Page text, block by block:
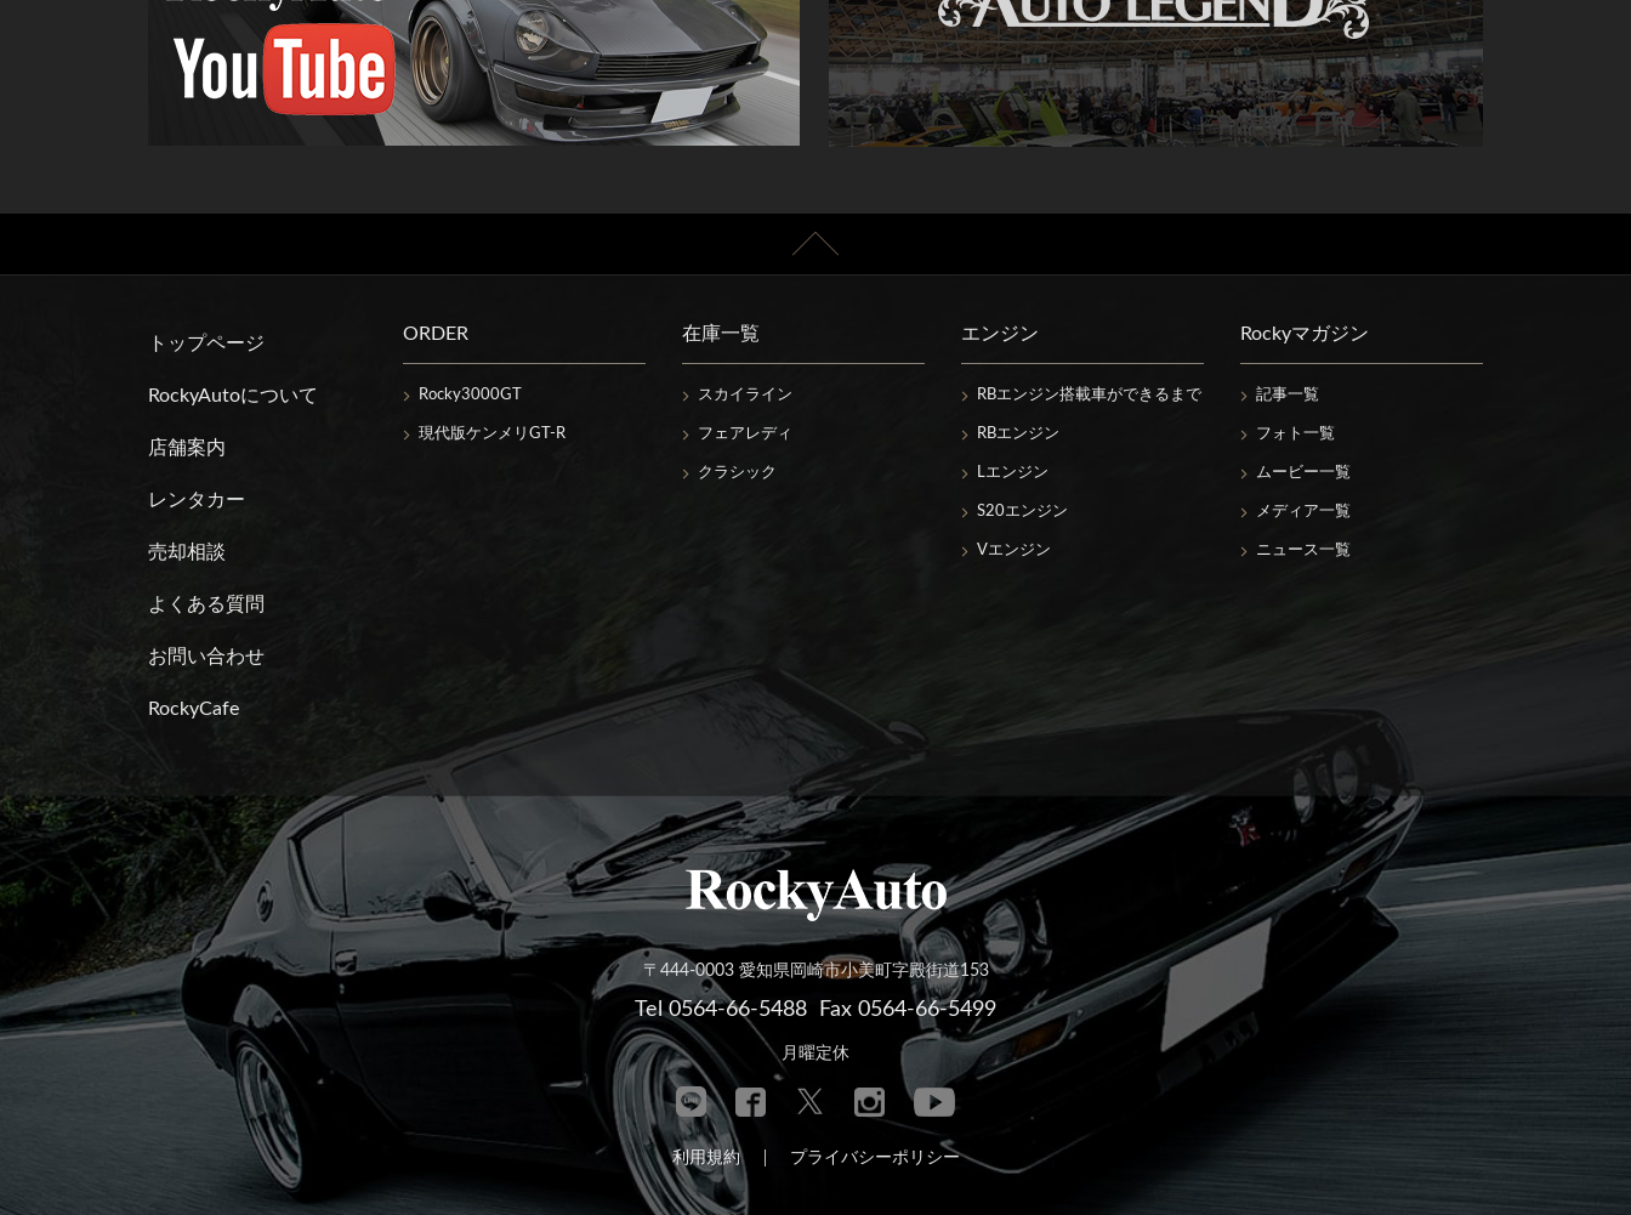
トップページ
RockyAutoについて
店舗案内
レンタカー
売却相談
よくある質問
お問い合わせ
RockyCafe
ORDER
Rocky3000GT
現代版ケンメリGT-R
在庫一覧
スカイライン
フェアレディ
クラシック
エンジン
RBエンジン搭載車ができるまで
RBエンジン
Lエンジン
S20エンジン
Vエンジン
Rockyマガジン
記事一覧
フォト一覧
ムービー一覧
メディア一覧
ニュース一覧
〒444-0003 愛知県岡崎市小美町字殿街道153
Tel 0564-66-5488 Fax 0564-66-5499
月曜定休
利用規約 プライバシーポリシー